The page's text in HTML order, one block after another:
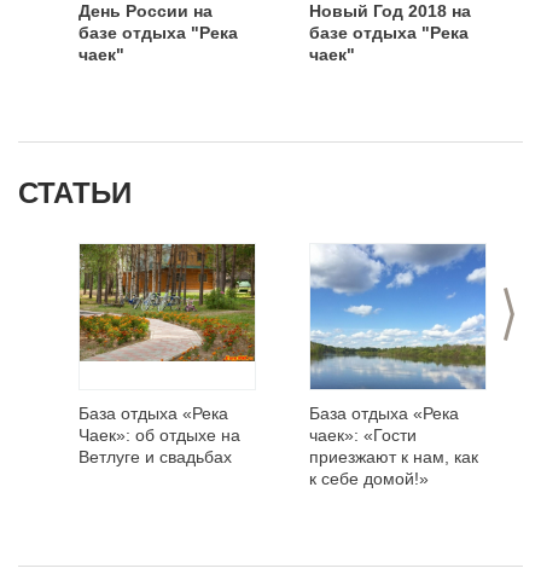
День России на
базе отдыха "Река
чаек"
Новый Год 2018 на
базе отдыха "Река
чаек"
СТАТЬИ
>
База отдыха «Река
Чаек»: об отдыхе на
Ветлуге и свадьбах
База отдыха «Река
чаек»: «Гости
приезжают к нам, как
к себе домой!»